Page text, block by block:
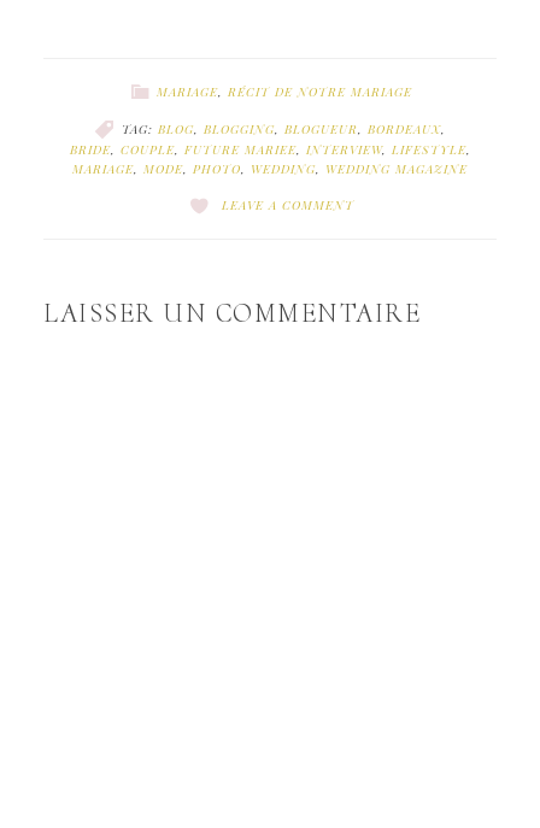
MARIAGE, RÉCIT DE NOTRE MARIAGE
TAG: BLOG, BLOGGING, BLOGUEUR, BORDEAUX,
BRIDE, COUPLE, FUTURE MARIEE, INTERVIEW, LIFESTYLE,
MARIAGE, MODE, PHOTO, WEDDING, WEDDING MAGAZINE
LEAVE A COMMENT
LAISSER UN COMMENTAIRE